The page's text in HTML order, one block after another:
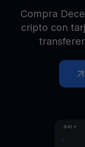
Compra
cripto con